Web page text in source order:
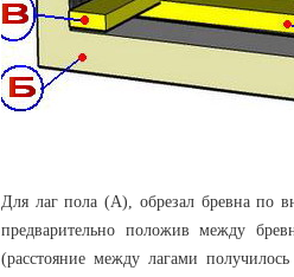
Для лаг пола (А), обрезал бревна по
предварительно положив между
(расстояние между лагами